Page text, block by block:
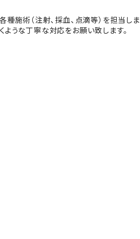
施術（注射、採血、点滴等）を担当しま
うな丁寧な対応をお願い致します。